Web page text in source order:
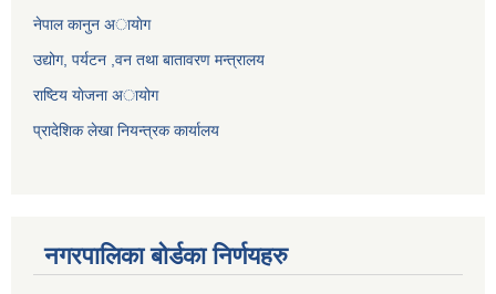
नेपाल कानुन अायाेग
उद्योग, पर्यटन ,वन तथा बातावरण मन्त्रालय
राष्टिय याेजना अायोग
प्रादेशिक लेखा नियन्त्रक कार्यालय
नगरपालिका बोर्डका निर्णयहरु